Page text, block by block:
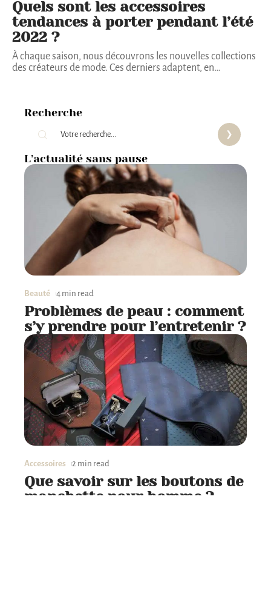
Quels sont les accessoires
tendances à porter pendant l’été
2022 ?
À chaque saison, nous découvrons les nouvelles collections
des créateurs de mode. Ces derniers adaptent, en…
Recherche
L’actualité sans pause
Beauté 4 min read
Problèmes de peau : comment
s’y prendre pour l’entretenir ?
Accessoires 2 min read
Que savoir sur les boutons de
manchette pour homme ?